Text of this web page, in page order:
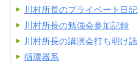
川村所長のプライベート日記
川村所長の勉強会参加記録
川村所長の講演会打ち明け話
循環器系